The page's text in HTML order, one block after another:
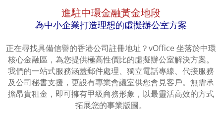
記帳及會計服務
香港公司指南
公司秘書服務
公司秘書
更換公司秘書
進駐中環金融黃金地段
為中小企業打造理想的虛擬辦公室方案
正在尋找具備信譽的香港公司註冊地址？vOffice 坐落於中環
核心金融區，為您提供極高性價比的虛擬辦公室解決方案。
我們的一站式服務涵蓋郵件處理、獨立電話專線、代接服務
及公司秘書支援，更設有專業會議室供您會見客戶。無需承
擔昂貴租金，即可擁有甲級商務形象，以最靈活高效的方式
拓展您的事業版圖。